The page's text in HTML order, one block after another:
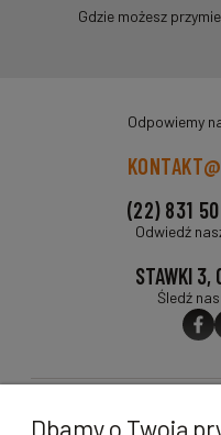
Gdzie możesz
Odpowiemy
(22) 831
Odwiedź
STAWKI 3,
Śledź
Dbamy o Twoją